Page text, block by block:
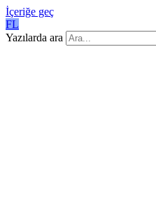
İçeriğe geç
FL
Yazılarda ara